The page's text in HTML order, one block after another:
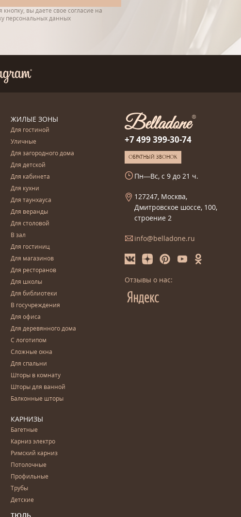
вы даете свое согласие на
персональных данных
ЖИЛЫЕ ЗОНЫ
Для гостиной
Уличные
Для загородного дома
Для детской
Для кабинета
Для кухни
Для таунхауса
Для веранды
Для столовой
В зал
Для гостиниц
Для магазинов
Для ресторанов
Для школы
Для библиотеки
В госучреждения
Для офиса
Для деревянного дома
С логотипом
Сложные окна
Для спальни
Шторы в комнату
Шторы для ванной
Балконные шторы
КАРНИЗЫ
Багетные
Карниз электро
Римский карниз
Потолочные
Профильные
Трубы
Детские
+7 499 399-30-74
ОБРАТНЫЙ ЗВОНОК
Пн—Вс, с 9 до 21 ч.
127247, Москва,
Дмитровское шоссе, 100,
строение 2
info@belladone.ru
Отзывы о нас: